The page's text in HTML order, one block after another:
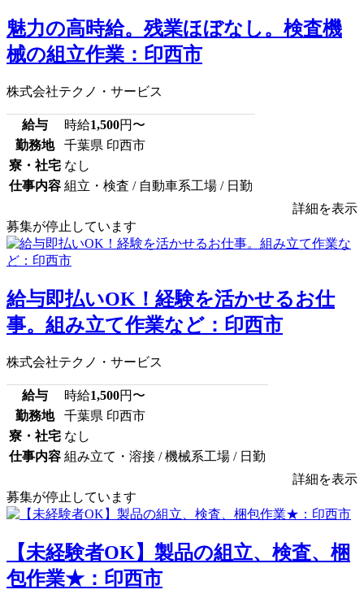
魅力の高時給。残業ほぼなし。検査機
械の組立作業：印西市
株式会社テクノ・サービス
給与 時給1,500円〜
勤務地
千葉県 印西市
寮・社宅 なし
仕事内容 組立・検査 / 自動車系工場 / 日勤
詳細を表示
募集が停止しています
給与即払いOK！経験を活かせるお仕
事。組み立て作業など：印西市
株式会社テクノ・サービス
給与 時給1,500円〜
勤務地
千葉県 印西市
寮・社宅 なし
仕事内容 組み立て・溶接 / 機械系工場 / 日勤
詳細を表示
募集が停止しています
【未経験者OK】製品の組立、検査、梱
包作業★：印西市